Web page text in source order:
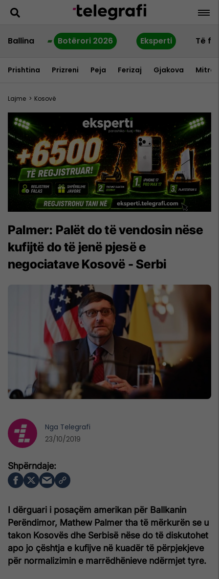
Ballina Botërori 2026 Eksperti Të
Prishtina Prizreni Peja Ferizaj Gjakova
Lajme > Kosovë
Palmer: Palët do të vendosin nëse
kufijtë do të jenë pjesë e
negociatave Kosovë - Serbi
I dërguari i posaçëm amerikan për Ballkanin
Perëndimor, Mathew Palmer tha të mërkurën se u
takon Kosovës dhe Serbisë nëse do të diskutohet
apo jo çështja e kufijve në kuadër të përpjekjeve
për normalizimin e marrëdhënieve ndërmjet tyre.
Nga Telegrafi
23/10/2019